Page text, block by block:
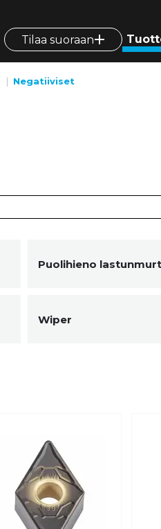
Tilaa suoraan
Negatiiviset
Puolihieno
Wiper